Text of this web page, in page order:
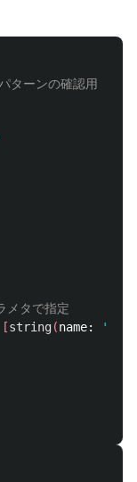
ーンの確認用
タで指定
[string(name: